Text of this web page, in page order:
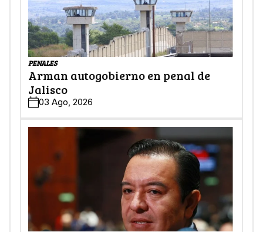
PENALES
Arman autogobierno en penal de
Jalisco
03 Ago, 2026